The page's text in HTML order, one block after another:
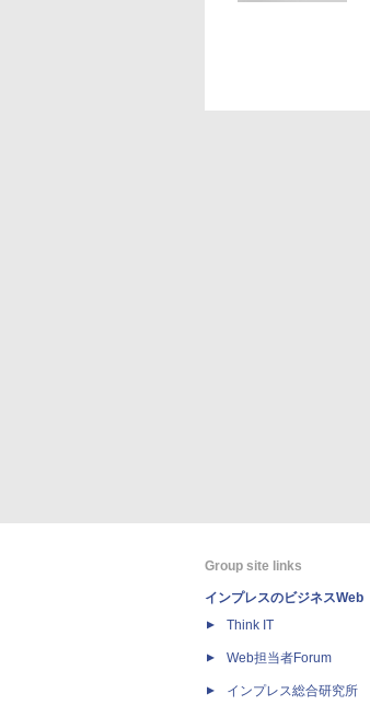
Group site links
インプレスのビジネスWeb
Think IT
Web担当者Forum
インプレス総合研究所